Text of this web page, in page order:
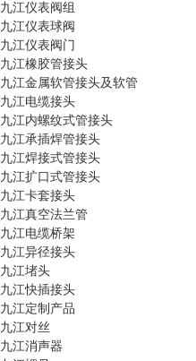
九江仪表阀组
九江仪表球阀
九江仪表阀门
九江橡胶管接头
九江金属软管接头及软管
九江电缆接头
九江内螺纹式管接头
九江承插焊管接头
九江焊接式管接头
九江扩口式管接头
九江卡套接头
九江真空法兰管
九江电缆桥架
九江异径接头
九江堵头
九江快插接头
九江定制产品
九江对丝
九江消声器